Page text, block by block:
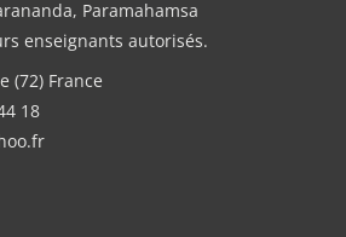
Paramahamsa
enseignants autorisés.
(72) France
18